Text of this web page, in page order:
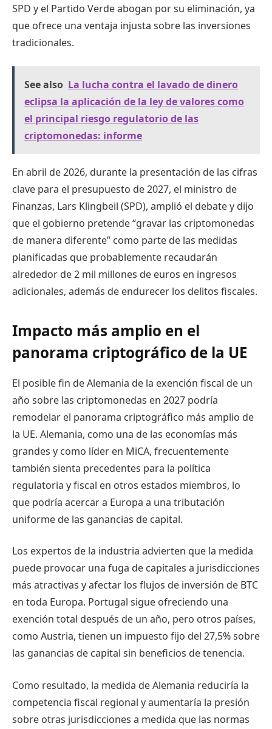
SPD y el Partido Verde abogan por su eliminación, ya
que ofrece una ventaja injusta sobre las inversiones
tradicionales.
See also La lucha contra el lavado de dinero
eclipsa la aplicación de la ley de valores como
el principal riesgo regulatorio de las
criptomonedas: informe
En abril de 2026, durante la presentación de las cifras
clave para el presupuesto de 2027, el ministro de
Finanzas, Lars Klingbeil (SPD), amplió el debate y dijo
que el gobierno pretende “gravar las criptomonedas
de manera diferente” como parte de las medidas
planificadas que probablemente recaudarán
alrededor de 2 mil millones de euros en ingresos
adicionales, además de endurecer los delitos fiscales.
Impacto más amplio en el
panorama criptográfico de la UE
El posible fin de Alemania de la exención fiscal de un
año sobre las criptomonedas en 2027 podría
remodelar el panorama criptográfico más amplio de
la UE. Alemania, como una de las economías más
grandes y como líder en MiCA, frecuentemente
también sienta precedentes para la política
regulatoria y fiscal en otros estados miembros, lo
que podría acercar a Europa a una tributación
uniforme de las ganancias de capital.
Los expertos de la industria advierten que la medida
puede provocar una fuga de capitales a jurisdicciones
más atractivas y afectar los flujos de inversión de BTC
en toda Europa. Portugal sigue ofreciendo una
exención total después de un año, pero otros países,
como Austria, tienen un impuesto fijo del 27,5% sobre
las ganancias de capital sin beneficios de tenencia.
Como resultado, la medida de Alemania reduciría la
competencia fiscal regional y aumentaría la presión
sobre otras jurisdicciones a medida que las normas